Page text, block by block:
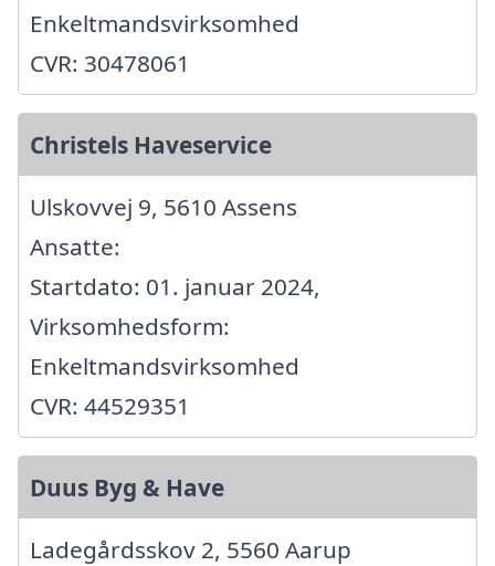
Enkeltmandsvirksomhed
CVR: 30478061
Christels Haveservice
Ulskovvej 9, 5610 Assens
Ansatte:
Startdato: 01. januar 2024,
Virksomhedsform:
Enkeltmandsvirksomhed
CVR: 44529351
Duus Byg & Have
Ladegårdsskov 2, 5560 Aarup